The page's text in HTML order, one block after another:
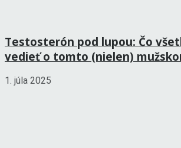
Testosterón pod lupou: Čo
vedieť o tomto (nielen)
1. júla 2025